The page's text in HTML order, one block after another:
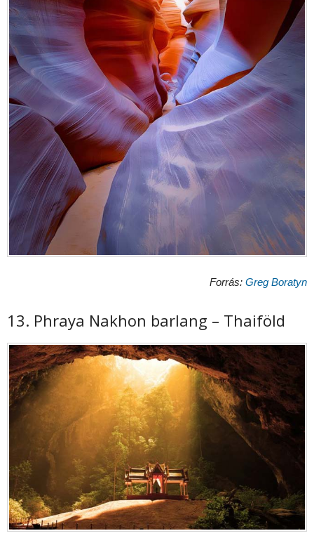
Forrás: Greg Boratyn
13. Phraya Nakhon barlang – Thaiföld